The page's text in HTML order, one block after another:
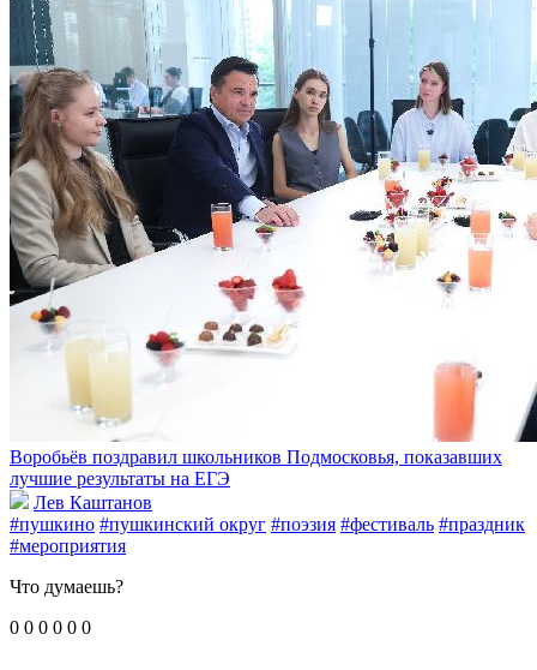
Воробьёв поздравил школьников Подмосковья, показавших
лучшие результаты на ЕГЭ
Лев Каштанов
#пушкино #пушкинский округ #поэзия #фестиваль #праздник
#мероприятия
Что думаешь?
0 0 0 0 0 0